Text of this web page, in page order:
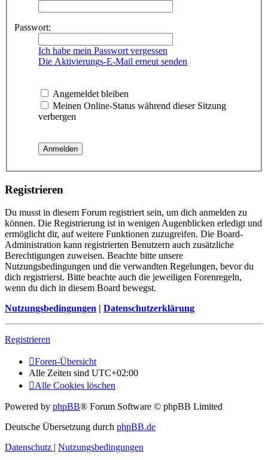
Passwort:
Ich habe mein Passwort vergessen
Die Aktivierungs-E-Mail erneut senden
Angemeldet bleiben
Meinen Online-Status während dieser Sitzung
verbergen
Registrieren
Du musst in diesem Forum registriert sein, um dich anmelden zu
können. Die Registrierung ist in wenigen Augenblicken erledigt und
ermöglicht dir, auf weitere Funktionen zuzugreifen. Die Board-
Administration kann registrierten Benutzern auch zusätzliche
Berechtigungen zuweisen. Beachte bitte unsere
Nutzungsbedingungen und die verwandten Regelungen, bevor du
dich registrierst. Bitte beachte auch die jeweiligen Forenregeln,
wenn du dich in diesem Board bewegst.
Nutzungsbedingungen | Datenschutzerklärung
Registrieren
Foren-Übersicht
Alle Zeiten sind UTC+02:00
Alle Cookies löschen
Powered by phpBB® Forum Software © phpBB Limited
Deutsche Übersetzung durch phpBB.de
Datenschutz | Nutzungsbedingungen